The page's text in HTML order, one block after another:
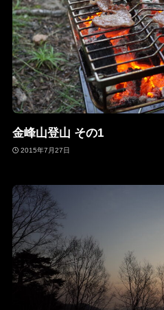
金峰山登山 その1
2015年7月27日